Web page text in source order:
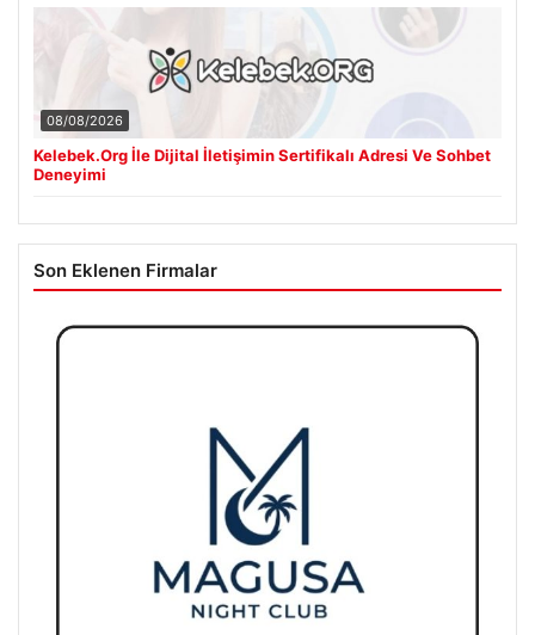
08/08/2026
Kelebek.Org İle Dijital İletişimin Sertifikalı Adresi Ve Sohbet
Deneyimi
Son Eklenen Firmalar